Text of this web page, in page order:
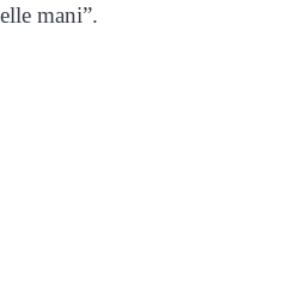
mani”.